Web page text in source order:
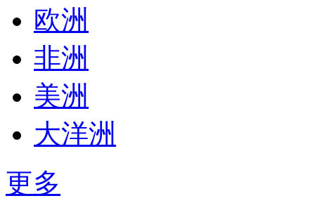
欧洲
非洲
美洲
大洋洲
更多